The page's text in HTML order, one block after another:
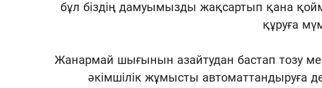
бұл біздің дамуымызды жақсартып қана
құруға
Жанармай шығынын азайтудан бастап тозу
әкімшілік жұмысты автоматтандыруға